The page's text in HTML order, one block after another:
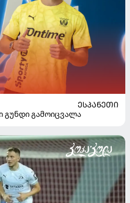
ᲔᲡᲞᲐᲜᲔᲗᲘ
გუნდი გამოიცვალა